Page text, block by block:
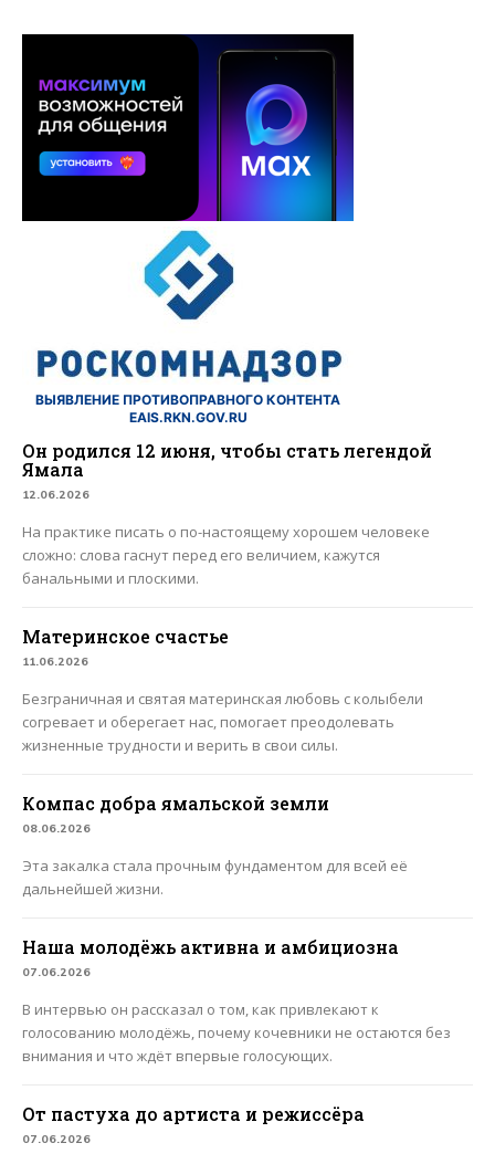
ВЫЯВЛЕНИЕ ПРОТИВОПРАВНОГО КОНТЕНТА
EAIS.RKN.GOV.RU
Он родился 12 июня, чтобы стать легендой
Ямала
12.06.2026
На практике писать о по-настоящему хорошем человеке
сложно: слова гаснут перед его величием, кажутся
банальными и плоскими.
Материнское счастье
11.06.2026
Безграничная и святая материнская любовь с колыбели
согревает и оберегает нас, помогает преодолевать
жизненные трудности и верить в свои силы.
Компас добра ямальской земли
08.06.2026
Эта закалка стала прочным фундаментом для всей её
дальнейшей жизни.
Наша молодёжь активна и амбициозна
07.06.2026
В интервью он рассказал о том, как привлекают к
голосованию молодёжь, почему кочевники не остаются без
внимания и что ждёт впервые голосующих.
От пастуха до артиста и режиссёра
07.06.2026